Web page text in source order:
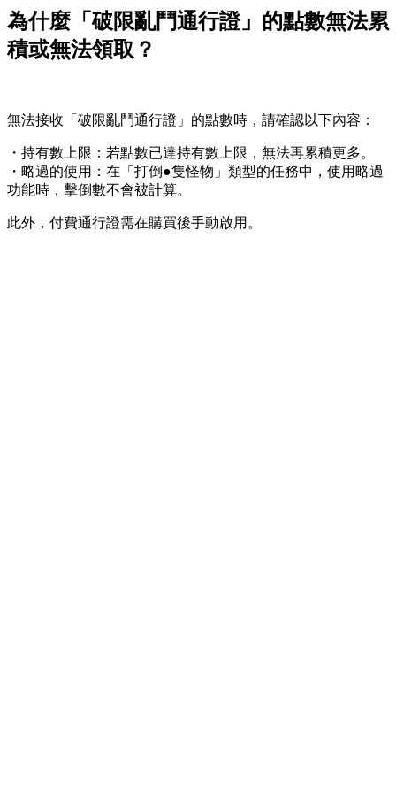
為什麼「破限亂鬥通行證」的點數無法累
積或無法領取？
無法接收「破限亂鬥通行證」的點數時，請確認以下內容：
・持有數上限：若點數已達持有數上限，無法再累積更多。
・略過的使用：在「打倒●隻怪物」類型的任務中，使用略過
功能時，擊倒數不會被計算。
此外，付費通行證需在購買後手動啟用。